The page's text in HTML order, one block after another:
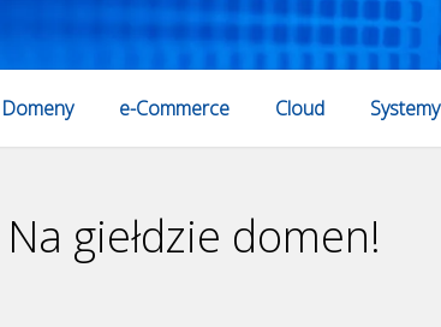
Domeny e-Commerce Cloud Systemy
giełdzie domen!